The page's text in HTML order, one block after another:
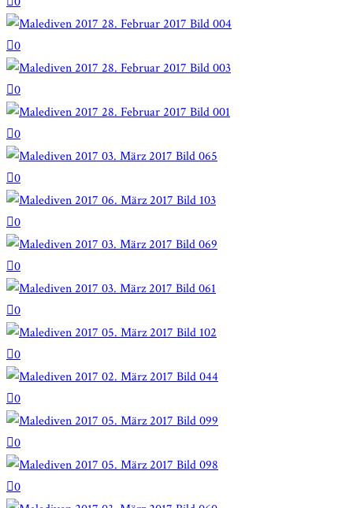
0
0
0
0
0
0
0
0
0
0
0